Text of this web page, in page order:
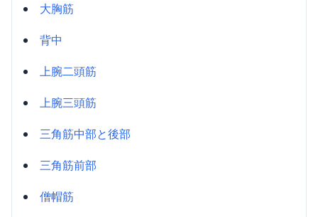
大胸筋
背中
上腕二頭筋
上腕三頭筋
三角筋中部と後部
三角筋前部
僧帽筋